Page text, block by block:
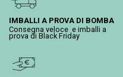
IMBALLI A PROVA DI BOMBA
Consegna veloce e imballi a
prova di Black Friday